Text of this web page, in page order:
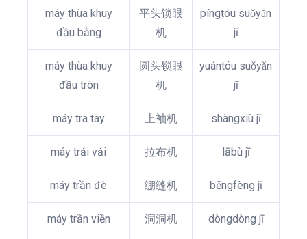
máy thùa khuy
đầu bằng
平头锁眼
机
píngtóu suǒyǎn
jī
máy thùa khuy
đầu tròn
圆头锁眼
机
yuántóu suǒyǎn
jī
máy tra tay 上袖机 shàngxiù jī
máy trải vải 拉布机 lābù jī
máy trần đè 绷缝机 běngfèng jī
máy trần viền 洞洞机 dòngdòng jī